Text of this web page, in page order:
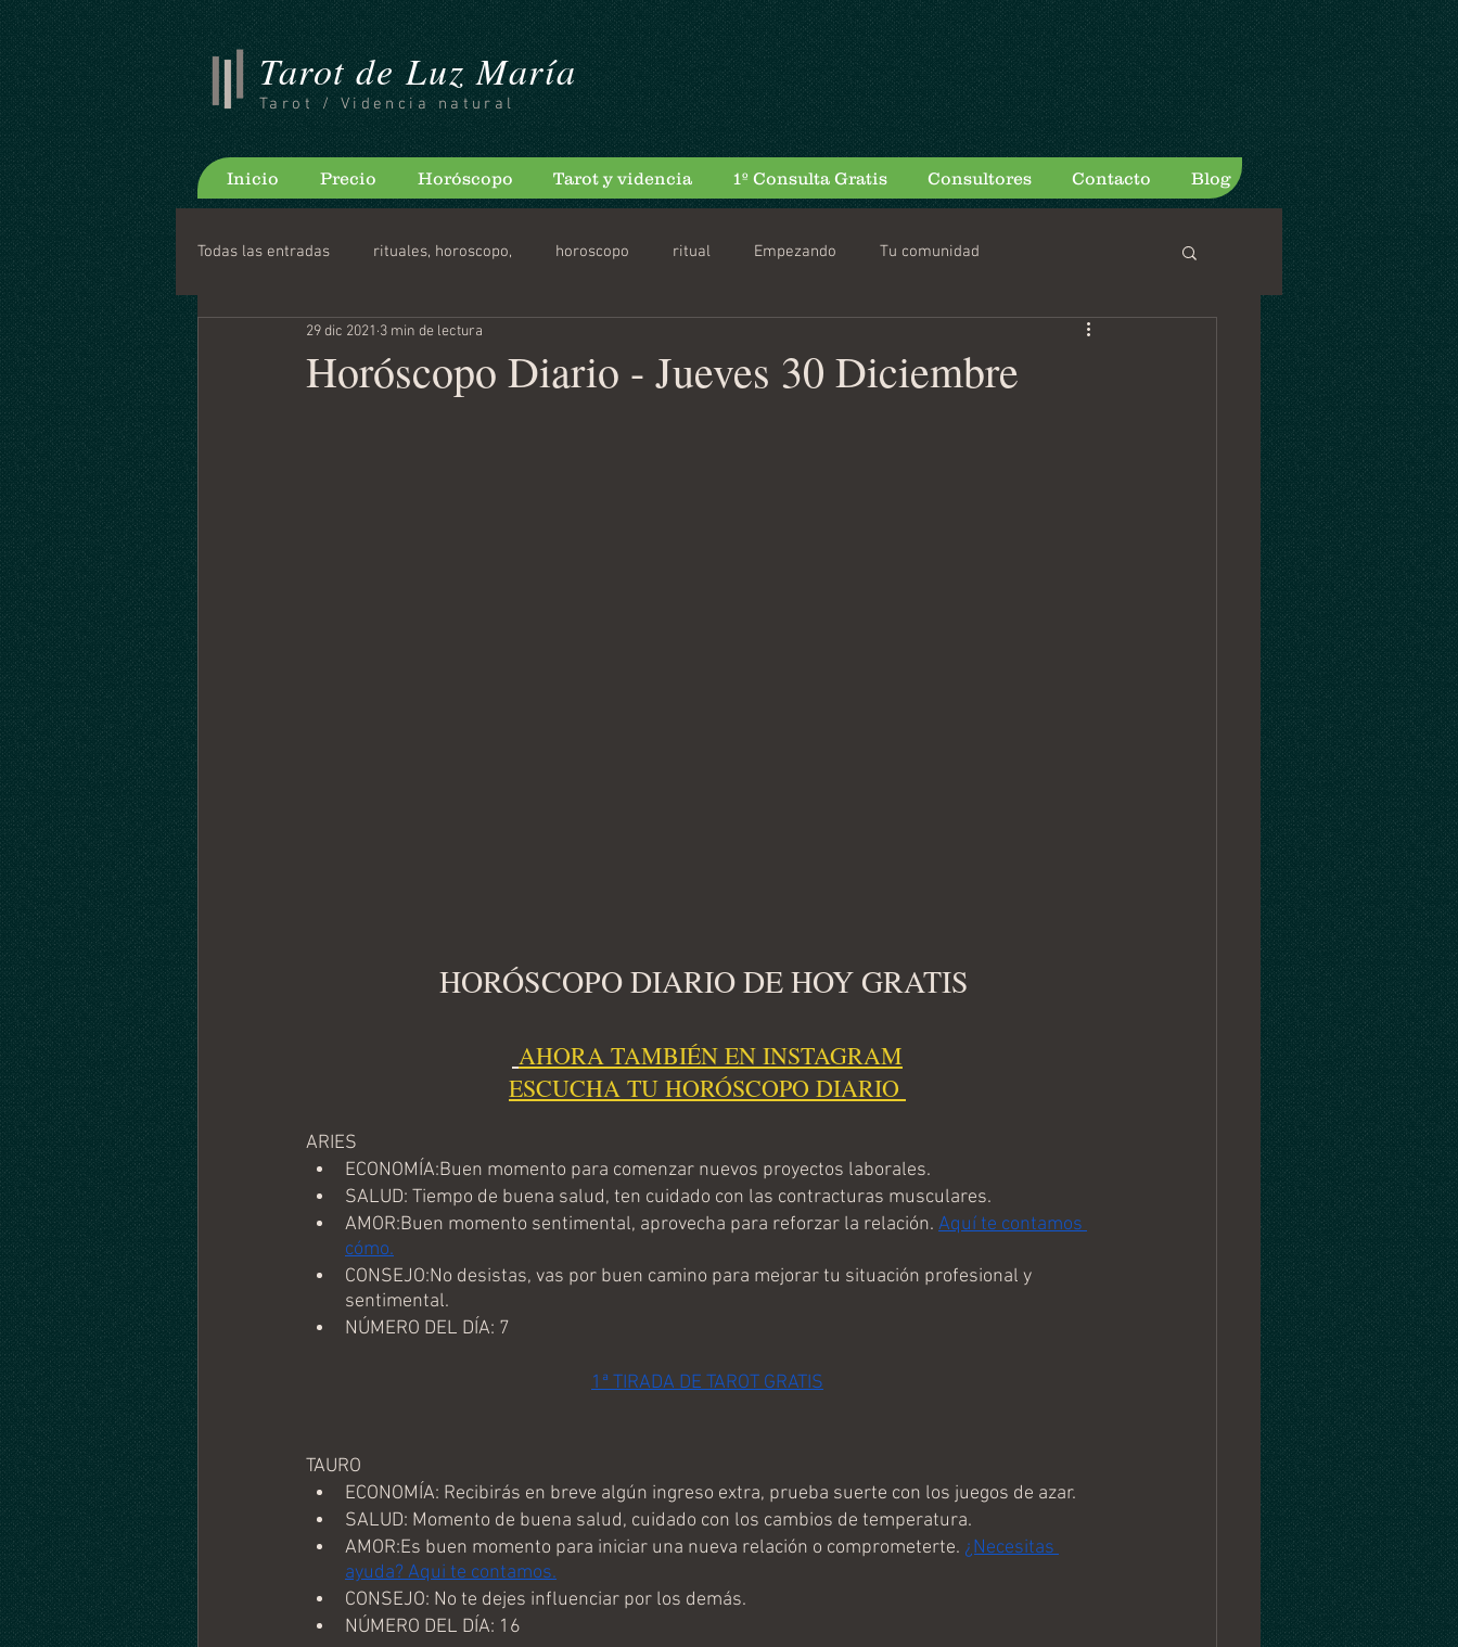
Tarot de Luz María
Tarot / Videncia natural
Inicio Precio Horóscopo Tarot y videncia 1º Consulta Gratis Consultores Contacto Blog
Todas las entradas rituales, horoscopo, horoscopo ritual Empezando Tu comunidad
Consejos para bloguear Horoscopo Diario
Horóscopo Diario - Jueves 30 Diciembre
29 dic 2021 3 min de lectura
HORÓSCOPO DIARIO DE HOY GRATIS
AHORA TAMBIÉN EN INSTAGRAM
ESCUCHA TU HORÓSCOPO DIARIO
ARIES
ECONOMÍA:Buen momento para comenzar nuevos proyectos laborales.
SALUD: Tiempo de buena salud, ten cuidado con las contracturas musculares.
AMOR:Buen momento sentimental, aprovecha para reforzar la relación. Aquí te contamos
cómo.
CONSEJO:No desistas, vas por buen camino para mejorar tu situación profesional y
sentimental.
NÚMERO DEL DÍA: 7
1ª TIRADA DE TAROT GRATIS
TAURO
ECONOMÍA: Recibirás en breve algún ingreso extra, prueba suerte con los juegos de azar.
SALUD: Momento de buena salud, cuidado con los cambios de temperatura.
AMOR:Es buen momento para iniciar una nueva relación o comprometerte. ¿Necesitas
ayuda? Aqui te contamos.
CONSEJO: No te dejes influenciar por los demás.
NÚMERO DEL DÍA: 16